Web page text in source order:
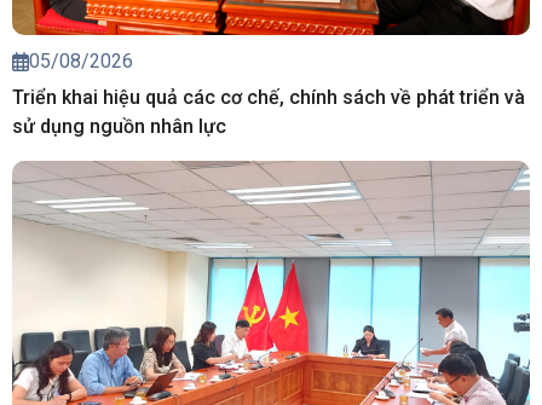
05/08/2026
Triển khai hiệu quả các cơ chế, chính sách về phát triển và
sử dụng nguồn nhân lực